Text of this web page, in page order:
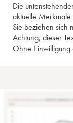
Die
aktuelle
Sie beziehen sich
Achtung, dieser
Ohne Einwilligung